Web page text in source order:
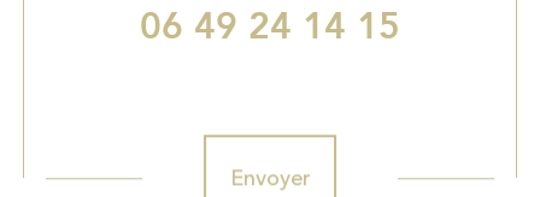
06 49 24 14 15
Envoyer